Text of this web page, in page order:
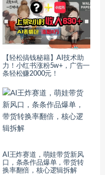
【轻松搞钱秘籍】AI技术助
力！小红书涨粉5w+，广告一
条轻松赚2000元！
AI王炸赛道，萌娃带货新风
口，条条作品爆单，带货转
换率翻倍，核心逻辑拆解